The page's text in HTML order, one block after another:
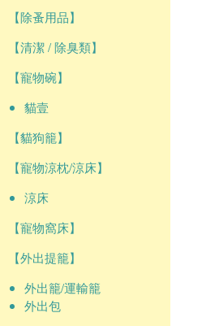
【除蚤用品】
【清潔 / 除臭類】
【寵物碗】
貓壹
【貓狗籠】
【寵物涼枕/涼床】
涼床
【寵物窩床】
【外出提籠】
外出籠/運輸籠
外出包